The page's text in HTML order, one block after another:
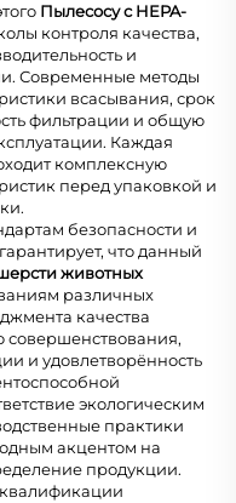
Пылесосу с HEPA-
контроля качества,
и
Современные методы
всасывания, срок
фильтрации и общую
Каждая
комплексную
перед упаковкой и
безопасности и
что данный
животных
различных
качества
и удовлетворённость
экологическим
практики
акцентом на
продукции.